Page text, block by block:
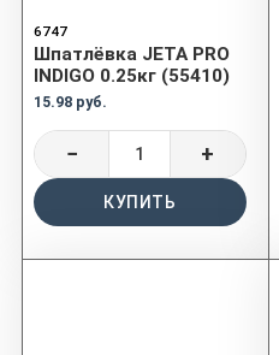
6747
Шпатлёвка JETA PRO
INDIGO 0.25кг (55410)
15.98 руб.
− +
КУПИТЬ